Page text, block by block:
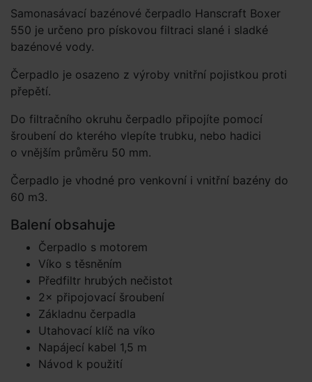
Samonasávací bazénové čerpadlo Hanscraft Boxer
550 je určeno pro pískovou filtraci slané i sladké
bazénové vody.
Čerpadlo je osazeno z výroby vnitřní pojistkou proti
přepětí.
Do filtračního okruhu čerpadlo připojíte pomocí
šroubení do kterého vlepíte trubku, nebo hadici
o vnějším průměru 50 mm.
Čerpadlo je vhodné pro venkovní i vnitřní bazény do
60 m3.
Balení obsahuje
Čerpadlo s motorem
Víko s těsněním
Předfiltr hrubých nečistot
2× připojovací šroubení
Základnu čerpadla
Utahovací klíč na víko
Napájecí kabel 1,5 m
Návod k použití